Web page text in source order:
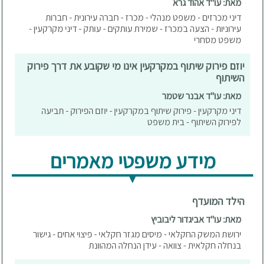
מאת: עו"ד אהוד גרא
דיני מכרזים - משפט מנהלי - מכרז - חברה עירונית - חברות
עירוניות - הצעה במכרז - שמירת עותקים - עותק - דיני מקרקעין -
משפט מסחרי
יוזם פירוק שיתוף במקרקעין אינו מי שקובע את דרך פירוק
השיתוף
מאת: עו"ד אבנר שטמר
דיני מקרקעין - פירוק שיתוף במקרקעין - יוזם הפירוק - תביעה
לפירוק השיתוף - בית משפט
מידע משפטי מאמרים
הילד המועדף
מאת: עו"ד אביגדור ליבוביץ
ירושת המשק החקלאי - מיסים מגזר חקלאי - פיצוי אחים - גישור
בנחלה חקלאית - צוואה - עידן הנחלה המהוונת